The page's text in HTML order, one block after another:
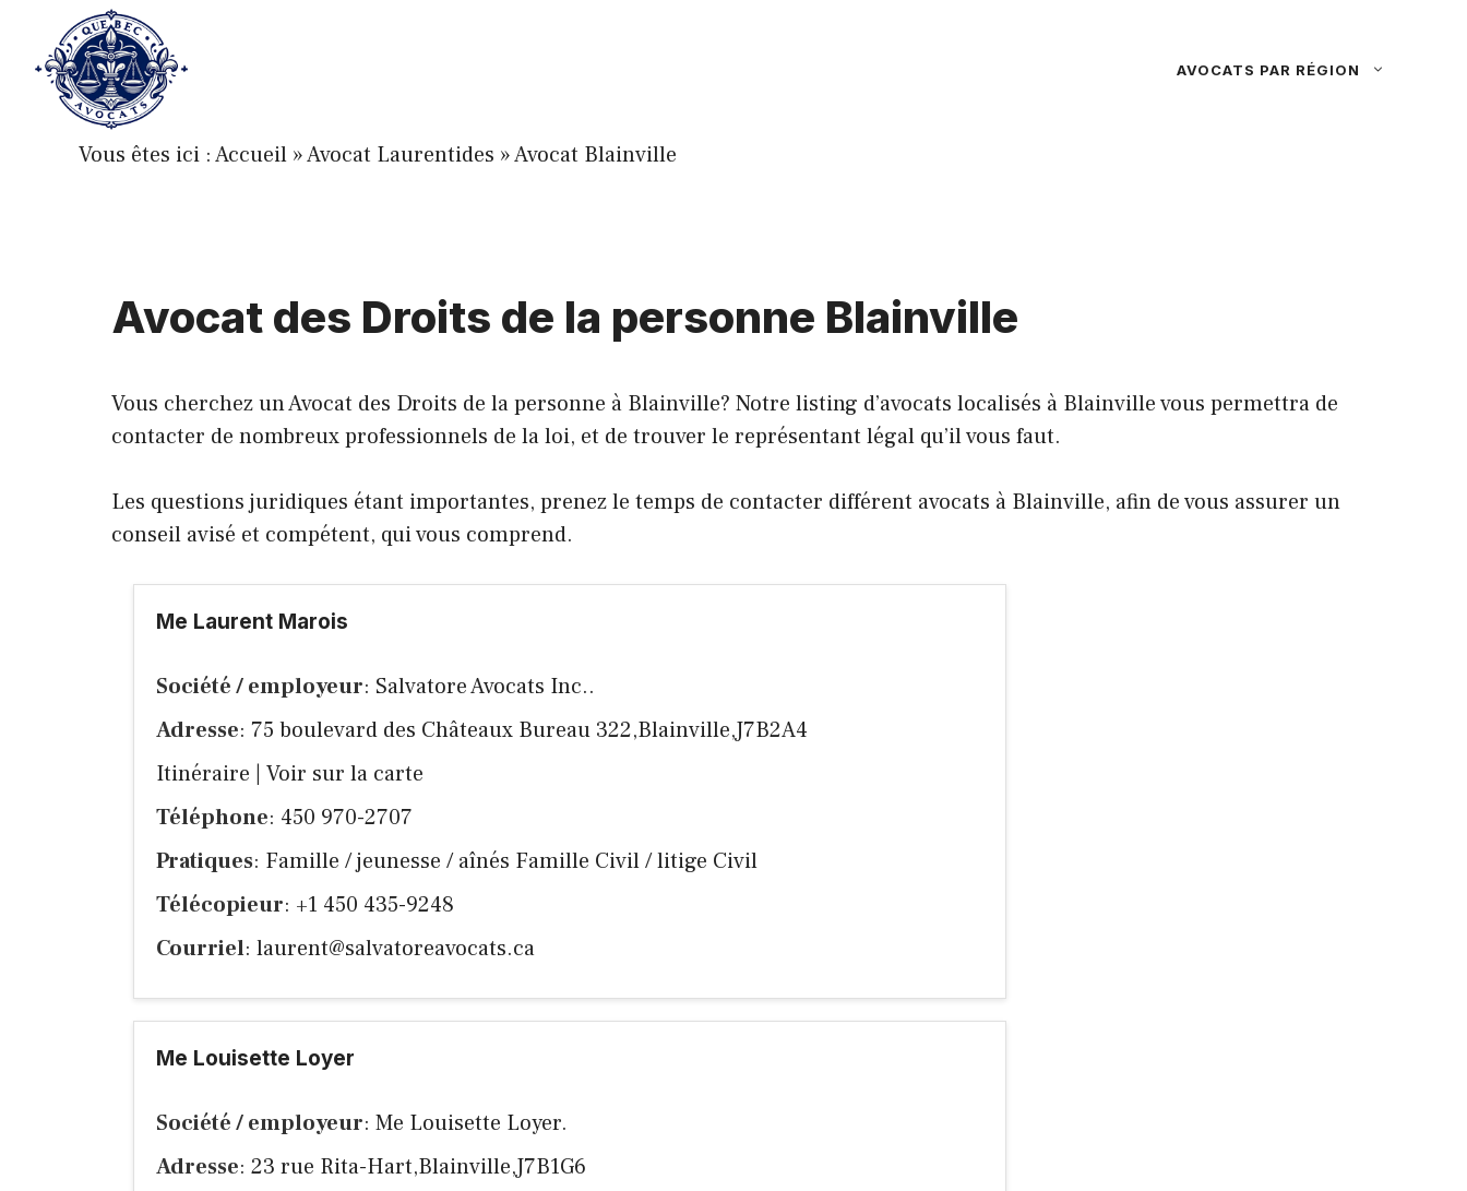
contenu
AVOCATS PAR RÉGION
Vous êtes ici :Accueil »Avocat Laurentides »Avocat Blainville
Avocat des Droits de la personne Blainville
Vous cherchez un Avocat des Droits de la personne à Blainville? Notre listing d’avocats localisés à Blainville vous permettra de
contacter de nombreux professionnels de la loi, et de trouver le représentant légal qu’il vous faut.
Les questions juridiques étant importantes, prenez le temps de contacter différent avocats à Blainville, afin de vous assurer un
conseil avisé et compétent, qui vous comprend.
Me Laurent Marois
Société / employeur: Salvatore Avocats Inc..
Adresse: 75 boulevard des Châteaux Bureau 322,Blainville,J7B2A4
Itinéraire
Voir sur la carte
Téléphone: 450 970-2707
Pratiques: Famille / jeunesse / aînés Famille Civil / litige Civil
Télécopieur: +1 450 435-9248
Courriel: laurent@salvatoreavocats.ca
Me Louisette Loyer
Société / employeur: Me Louisette Loyer.
Adresse: 23 rue Rita-Hart,Blainville,J7B1G6